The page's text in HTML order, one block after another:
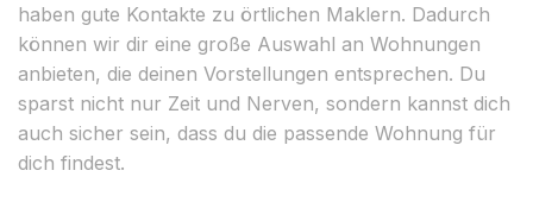
haben gute Kontakte zu örtlichen Maklern. Dadurch
können wir dir eine große Auswahl an Wohnungen
anbieten, die deinen Vorstellungen entsprechen. Du
sparst nicht nur Zeit und Nerven, sondern kannst dich
auch sicher sein, dass du die passende Wohnung für
dich findest.